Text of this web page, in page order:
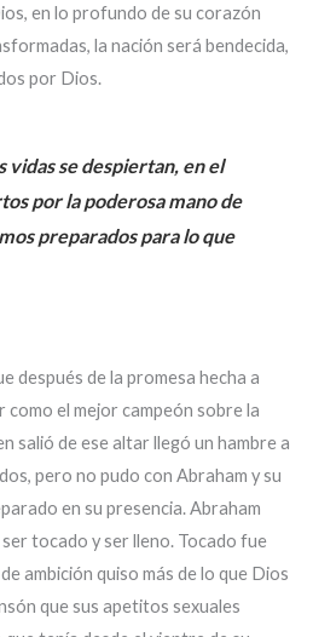
en lo profundo de su corazón
la nación será bendecida,
por Dios.
vidas se despiertan, en el
por la poderosa mano de
preparados para lo que
después de la promesa hecha a
como el mejor campeón sobre la
salió de ese altar llegó un hambre a
pero no pudo con Abraham y su
en su presencia. Abraham
tocado y ser lleno. Tocado fue
ambición quiso más de lo que Dios
que sus apetitos sexuales